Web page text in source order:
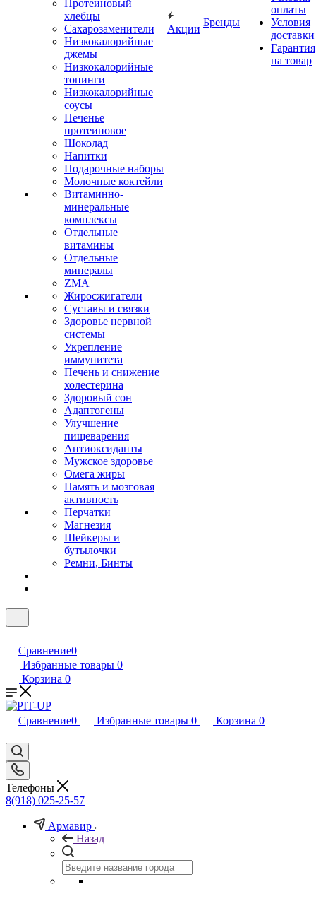
Протеиновый
хлебцы
Сахарозаменители
Низкокалорийные
джемы
Низкокалорийные
топинги
Низкокалорийные
соусы
Печенье
протеиновое
Шоколад
Напитки
Подарочные наборы
Молочные коктейли
Витаминно-
минеральные
комплексы
Отдельные
витамины
Отдельные
минералы
ZMA
Жиросжигатели
Суставы и связки
Здоровье нервной
системы
Укрепление
иммунитета
Печень и снижение
холестерина
Здоровый сон
Адаптогены
Улучшение
пищеварения
Антиоксиданты
Мужское здоровье
Омега жиры
Память и мозговая
активность
Перчатки
Магнезия
Шейкеры и
бутылочки
Ремни, Бинты
Акции
Бренды
оплаты
Условия
доставки
Гарантия
на товар
Сравнение0
Избранные товары 0
Корзина 0
Сравнение0 Избранные товары 0 Корзина 0
Телефоны
8(918) 025-25-57
Армавир
Назад